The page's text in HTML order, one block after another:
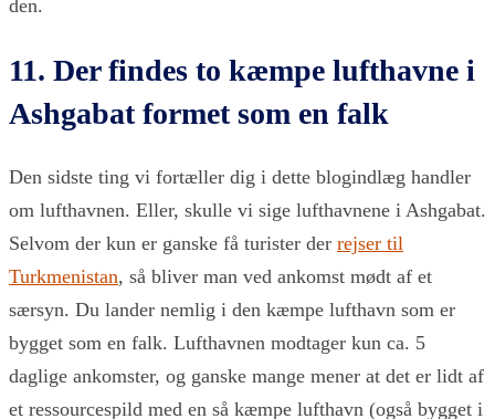
den.
11. Der findes to kæmpe lufthavne i
Ashgabat formet som en falk
Den sidste ting vi fortæller dig i dette blogindlæg handler
om lufthavnen. Eller, skulle vi sige lufthavnene i Ashgabat.
Selvom der kun er ganske få turister der rejser til
Turkmenistan, så bliver man ved ankomst mødt af et
særsyn. Du lander nemlig i den kæmpe lufthavn som er
bygget som en falk. Lufthavnen modtager kun ca. 5
daglige ankomster, og ganske mange mener at det er lidt af
et ressourcespild med en så kæmpe lufthavn (også bygget i